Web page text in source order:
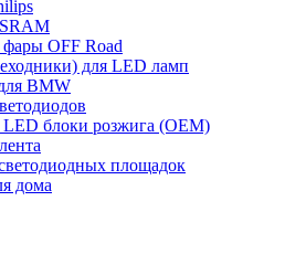
OFF Road
для LED ламп
BMW
блоки розжига (OEM)
площадок
дома